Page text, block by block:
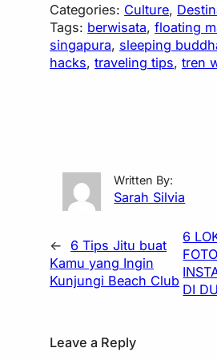
Categories: Culture,
Tags: berwisata, floating
singapura, sleeping
hacks, traveling tips, tren
Written By:
Sarah Silvia
←
6 Tips Jitu buat
Kamu yang Ingin
Kunjungi Beach Club
6
FOTO
DI
Leave a Reply